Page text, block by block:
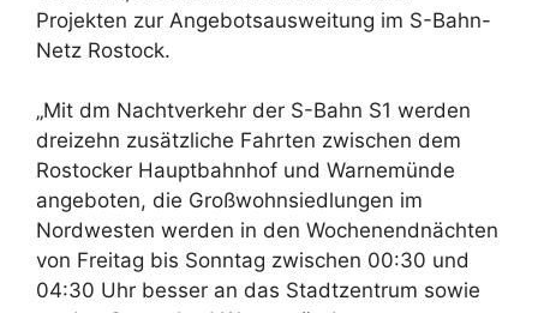
Projekten zur Angebotsausweitung im S-Bahn-
Netz Rostock.
„Mit dm Nachtverkehr der S-Bahn S1 werden
dreizehn zusätzliche Fahrten zwischen dem
Rostocker Hauptbahnhof und Warnemünde
angeboten, die Großwohnsiedlungen im
Nordwesten werden in den Wochenendnächten
von Freitag bis Sonntag zwischen 00:30 und
04:30 Uhr besser an das Stadtzentrum sowie